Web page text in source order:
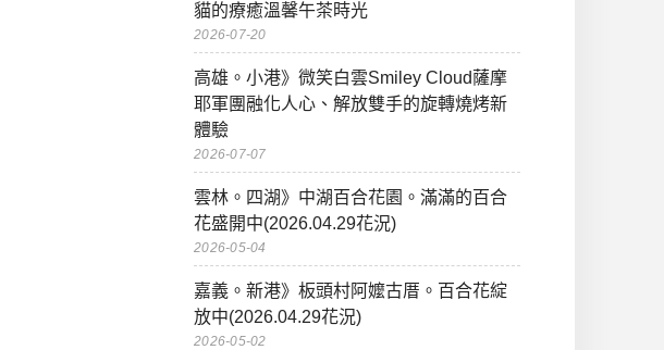
貓的療癒溫馨午茶時光
2026-07-20
高雄。小港》微笑白雲Smiley Cloud薩摩
耶軍團融化人心、解放雙手的旋轉燒烤新
體驗
2026-07-07
雲林。四湖》中湖百合花園。滿滿的百合
花盛開中(2026.04.29花況)
2026-05-04
嘉義。新港》板頭村阿嬤古厝。百合花綻
放中(2026.04.29花況)
2026-05-02